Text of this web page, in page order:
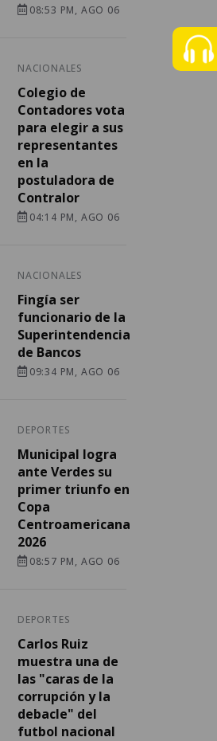
08:53 PM, AGO 06
NACIONALES
Colegio de
Contadores vota
para elegir a sus
representantes
en la
postuladora de
Contralor
04:14 PM, AGO 06
NACIONALES
Fingía ser
funcionario de la
Superintendencia
de Bancos
09:34 PM, AGO 06
DEPORTES
Municipal logra
ante Verdes su
primer triunfo en
Copa
Centroamericana
2026
08:57 PM, AGO 06
DEPORTES
Carlos Ruiz
muestra una de
las "caras de la
corrupción y la
debacle" del
futbol nacional